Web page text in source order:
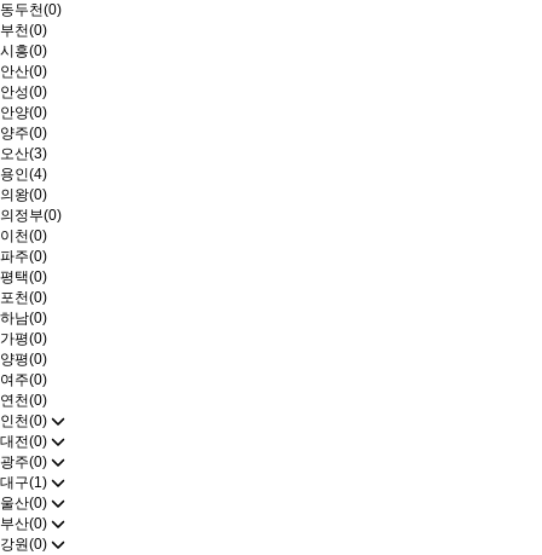
동두천(0)
부천(0)
시흥(0)
안산(0)
안성(0)
안양(0)
양주(0)
오산(3)
용인(4)
의왕(0)
의정부(0)
이천(0)
파주(0)
평택(0)
포천(0)
하남(0)
가평(0)
양평(0)
여주(0)
연천(0)
인천(0)
대전(0)
광주(0)
대구(1)
울산(0)
부산(0)
강원(0)